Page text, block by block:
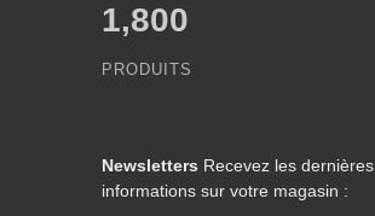
1,800
PRODUITS
Newsletters Recevez les dernières
informations sur votre magasin :